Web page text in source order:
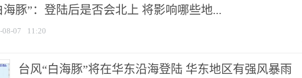
海豚”：登陆后是否会北上 将影响哪些地...
08-07 11:20
台风“白海豚”将在华东沿海登陆 华东地区有强风暴雨